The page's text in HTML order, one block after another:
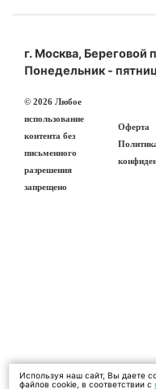
г. Москва, Береговой
Понедельник -
© 2026 Любое
использование
контента без
письменного
разрешения
запрещено
Оферта
Используя наш сайт, Вы даете
файлов cookie, в соответствии с